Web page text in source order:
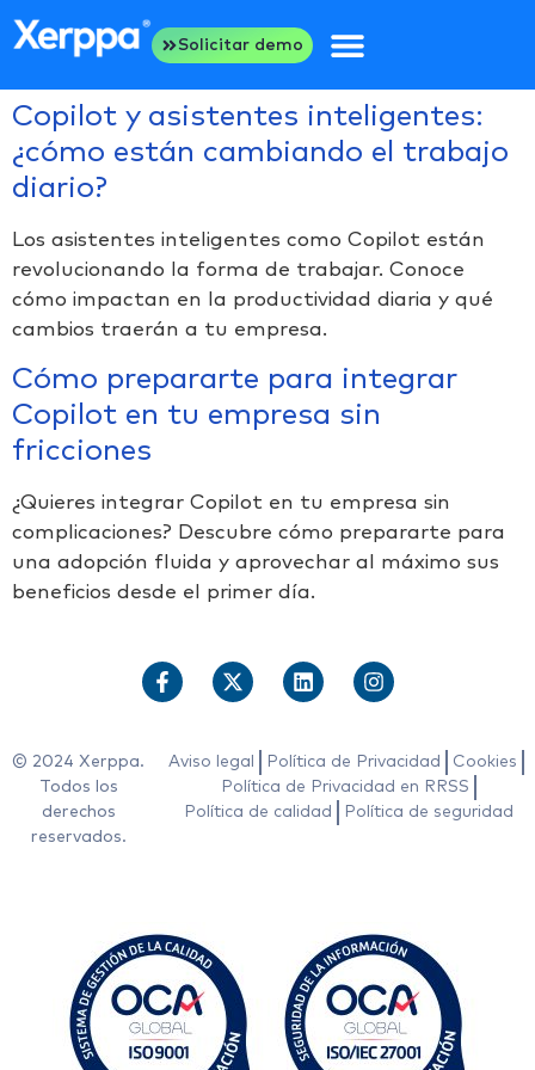
Solicitar demo
Copilot y asistentes inteligentes:
¿cómo están cambiando el trabajo
diario?
Los asistentes inteligentes como Copilot están
revolucionando la forma de trabajar. Conoce
cómo impactan en la productividad diaria y qué
cambios traerán a tu empresa.
Cómo prepararte para integrar
Copilot en tu empresa sin
fricciones
¿Quieres integrar Copilot en tu empresa sin
complicaciones? Descubre cómo prepararte para
una adopción fluida y aprovechar al máximo sus
beneficios desde el primer día.
© 2024 Xerppa.
Todos los
derechos
reservados.
Aviso legal Política de Privacidad
Cookies
Política de Privacidad en RRSS
Política de calidad
Política de seguridad